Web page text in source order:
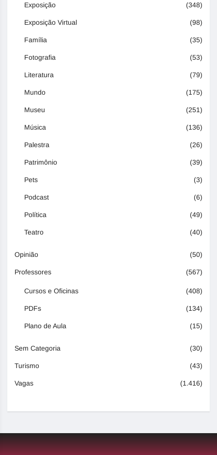
Exposição (348)
Exposição Virtual (98)
Família (35)
Fotografia (53)
Literatura (79)
Mundo (175)
Museu (251)
Música (136)
Palestra (26)
Patrimônio (39)
Pets (3)
Podcast (6)
Política (49)
Teatro (40)
Opinião (50)
Professores (567)
Cursos e Oficinas (408)
PDFs (134)
Plano de Aula (15)
Sem Categoria (30)
Turismo (43)
Vagas (1.416)